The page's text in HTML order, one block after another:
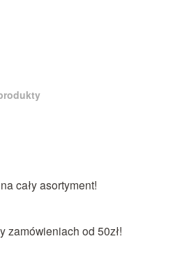
cały asortyment!
zamówieniach od 50zł!